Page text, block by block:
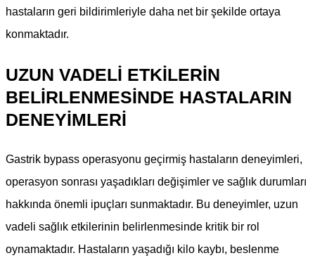
hastaların geri bildirimleriyle daha net bir şekilde ortaya
konmaktadır.
UZUN VADELI ETKILERIN
BELIRLENMESINDE HASTALARIN
DENEYIMLERI
Gastrik bypass operasyonu geçirmiş hastaların deneyimleri,
operasyon sonrası yaşadıkları değişimler ve sağlık durumları
hakkında önemli ipuçları sunmaktadır. Bu deneyimler, uzun
vadeli sağlık etkilerinin belirlenmesinde kritik bir rol
oynamaktadır. Hastaların yaşadığı kilo kaybı, beslenme